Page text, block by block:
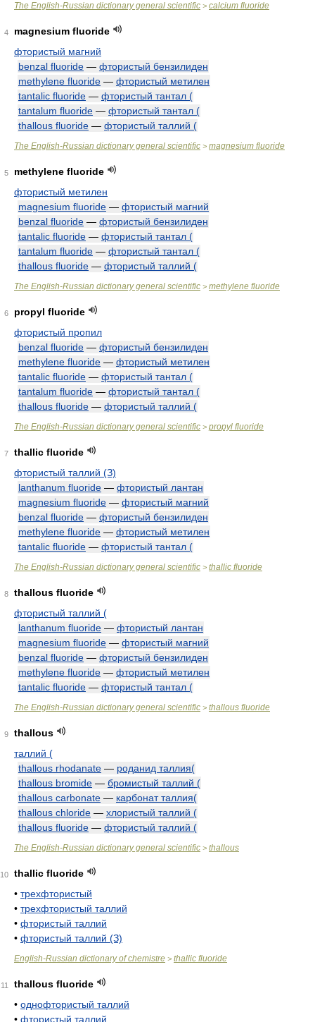
The English-Russian dictionary general scientific > calcium fluoride
4
magnesium fluoride
фтористый магний
benzal fluoride — фтористый бензилиден
methylene fluoride — фтористый метилен
tantalic fluoride — фтористый тантал (
tantalum fluoride — фтористый тантал (
thallous fluoride — фтористый таллий (
The English-Russian dictionary general scientific > magnesium fluoride
5
methylene fluoride
фтористый метилен
magnesium fluoride — фтористый магний
benzal fluoride — фтористый бензилиден
tantalic fluoride — фтористый тантал (
tantalum fluoride — фтористый тантал (
thallous fluoride — фтористый таллий (
The English-Russian dictionary general scientific > methylene fluoride
6
propyl fluoride
фтористый пропил
benzal fluoride — фтористый бензилиден
methylene fluoride — фтористый метилен
tantalic fluoride — фтористый тантал (
tantalum fluoride — фтористый тантал (
thallous fluoride — фтористый таллий (
The English-Russian dictionary general scientific > propyl fluoride
7
thallic fluoride
фтористый таллий (З)
lanthanum fluoride — фтористый лантан
magnesium fluoride — фтористый магний
benzal fluoride — фтористый бензилиден
methylene fluoride — фтористый метилен
tantalic fluoride — фтористый тантал (
The English-Russian dictionary general scientific > thallic fluoride
8
thallous fluoride
фтористый таллий (
lanthanum fluoride — фтористый лантан
magnesium fluoride — фтористый магний
benzal fluoride — фтористый бензилиден
methylene fluoride — фтористый метилен
tantalic fluoride — фтористый тантал (
The English-Russian dictionary general scientific > thallous fluoride
9
thallous
таллий (
thallous rhodanate — роданид таллия(
thallous bromide — бромистый таллий (
thallous carbonate — карбонат таллия(
thallous chloride — хлористый таллий (
thallous fluoride — фтористый таллий (
The English-Russian dictionary general scientific > thallous
10
thallic fluoride
• трехфтористый
• трехфтористый таллий
• фтористый таллий
• фтористый таллий (З)
English-Russian dictionary of chemistre > thallic fluoride
11
thallous fluoride
• однофтористый таллий
• фтористый таллий